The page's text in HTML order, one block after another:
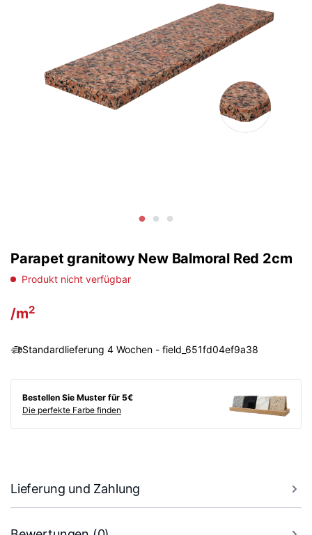
Parapet granitowy New Balmoral Red 2cm
Produkt nicht verfügbar
/m2
Standardlieferung 4 Wochen - field_651fd04ef9a38
Bestellen Sie Muster für 5€
Die perfekte Farbe finden
Lieferung und Zahlung